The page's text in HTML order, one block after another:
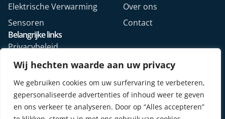
Wij hechten waarde aan uw privacy
We gebruiken cookies om uw surfervaring te verbeteren,
gepersonaliseerde advertenties of inhoud weer te geven
en ons verkeer te analyseren. Door op “Alles accepteren”
Elektrische Verwarming
Sensoren
Over ons
Contact
Belangrijke links
Privacybeleid
Algemene voorwaarden
Veelgestelde vragen
Retourformulier webshop